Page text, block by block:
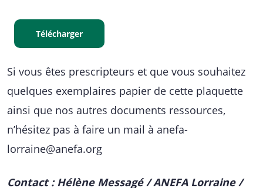
Télécharger
Si vous êtes prescripteurs et que vous souhaitez
quelques exemplaires papier de cette plaquette
ainsi que nos autres documents ressources,
n’hésitez pas à faire un mail à anefa-
lorraine@anefa.org
Contact : Hélène Messagé / ANEFA Lorraine /